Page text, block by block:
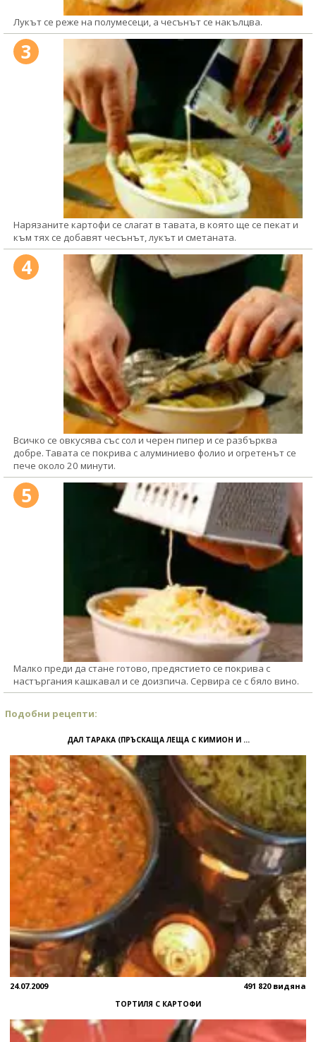
Лукът се реже на полумесеци, а чесънът се накълцва.
3
Нарязаните картофи се слагат в тавата, в която ще се пекат и
към тях се добавят чесънът, лукът и сметаната.
4
Всичко се овкусява със сол и черен пипер и се разбърква
добре. Тавата се покрива с алуминиево фолио и огретенът се
пече около 20 минути.
5
Малко преди да стане готово, предястието се покрива с
настъргания кашкавал и се доизпича. Сервира се с бяло вино.
Подобни рецепти:
ДАЛ ТАРАКА (ПРЪСКАЩА ЛЕЩА С КИМИОН И ...
24.07.2009 491 820 видяна
ТОРТИЛЯ С КАРТОФИ